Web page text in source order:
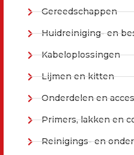
Gereedschappen
Huidreiniging- en
Kabeloplossingen
Lijmen en kitten
Onderdelen en
Primers, lakken en
Reinigings- en